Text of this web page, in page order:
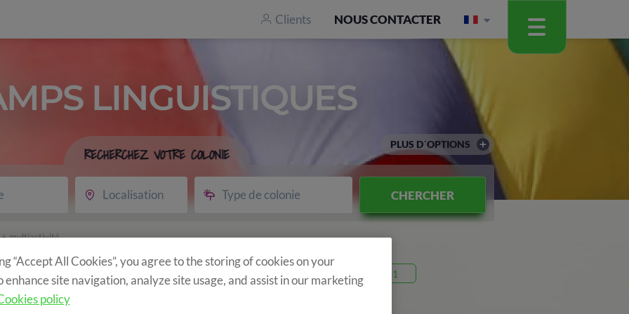
Clients NOUS CONTACTER
LINGUISTIQUES
RECHERCHEZ VOTRE COLONIE
Localisation Type de colonie CHERCHER
PLUS D´OPTIONS
+ multiactivité
en anglais +
code 26V31
“Accept All Cookies”, you agree to the storing of cookies on your
enhance site navigation, analyze site usage, and assist in our marketing
policy